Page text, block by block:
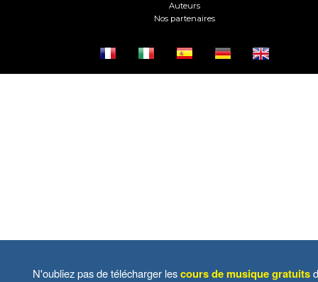
Auteurs
Nos partenaires
N'oubliez pas de télécharger lescours de musique gratuits